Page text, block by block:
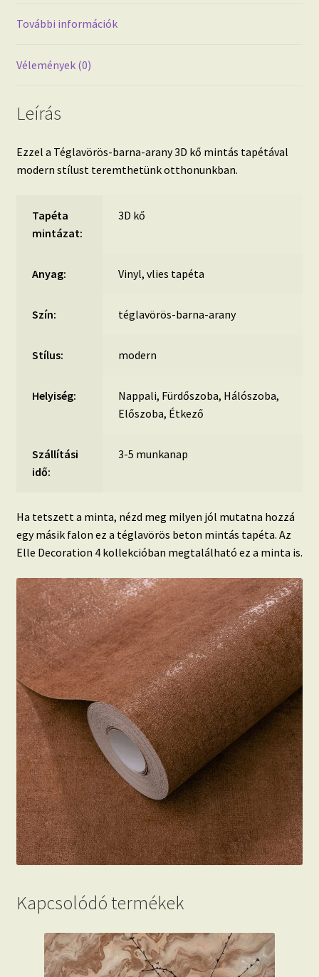
mennyiség
További információk
Vélemények (0)
Leírás
Ezzel a Téglavörös-barna-arany 3D kő mintás tapétával
modern stílust teremthetünk otthonunkban.
Tapéta
mintázat:
3D kő
Anyag: Vinyl, vlies tapéta
Szín: téglavörös-barna-arany
Stílus: modern
Helyiség:
Nappali, Fürdőszoba, Hálószoba,
Előszoba, Étkező
Szállítási
idő:
3-5 munkanap
Ha tetszett a minta, nézd meg milyen jól mutatna hozzá
egy másik falon ez a téglavörös beton mintás tapéta. Az
Elle Decoration 4 kollekcióban megtalálható ez a minta is.
Kapcsolódó termékek